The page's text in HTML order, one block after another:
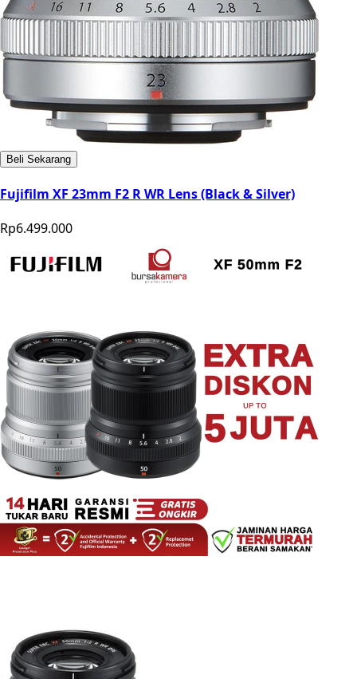
Beli Sekarang
Fujifilm XF 23mm F2 R WR Lens (Black & Silver)
Rp6.499.000